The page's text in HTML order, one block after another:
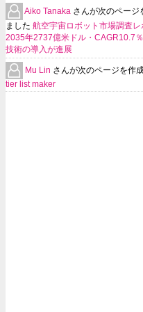
Aiko Tanaka さんが次のページ
ました 航空宇宙ロボット市場調査レ
2035年2737億米ドル・CAGR10.7
技術の導入が進展
Mu Lin さんが次のページを作
tier list maker